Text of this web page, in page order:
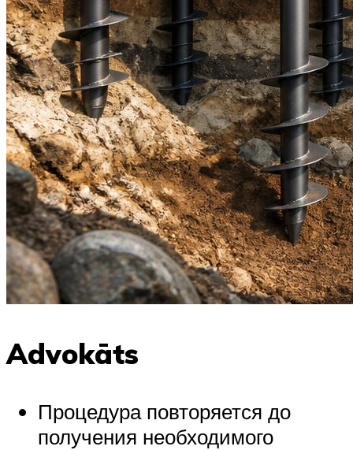
Advokāts
Процедура повторяется до
получения необходимого